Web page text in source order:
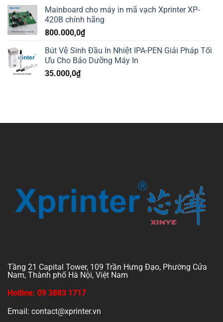
Mainboard cho máy in mã vạch Xprinter XP-
420B chính hãng
800.000,0₫
Bút Vệ Sinh Đầu In Nhiệt IPA-PEN Giải Pháp Tối
Ưu Cho Bảo Dưỡng Máy In
35.000,0₫
Tầng 21 Capital Tower, 109 Trần Hưng Đạo, Phường Cửa
Nam, Thành phố Hà Nội, Việt Nam
Hotline: 09 3883 1717
Email: contact@xprinter.vn